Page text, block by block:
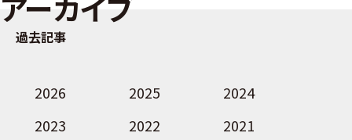
アーカイブ
過去記事
2026 2025
2024
2023
2022
2021